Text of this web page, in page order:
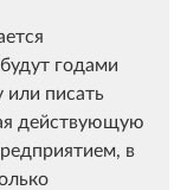
годами
или писать
действующую
в